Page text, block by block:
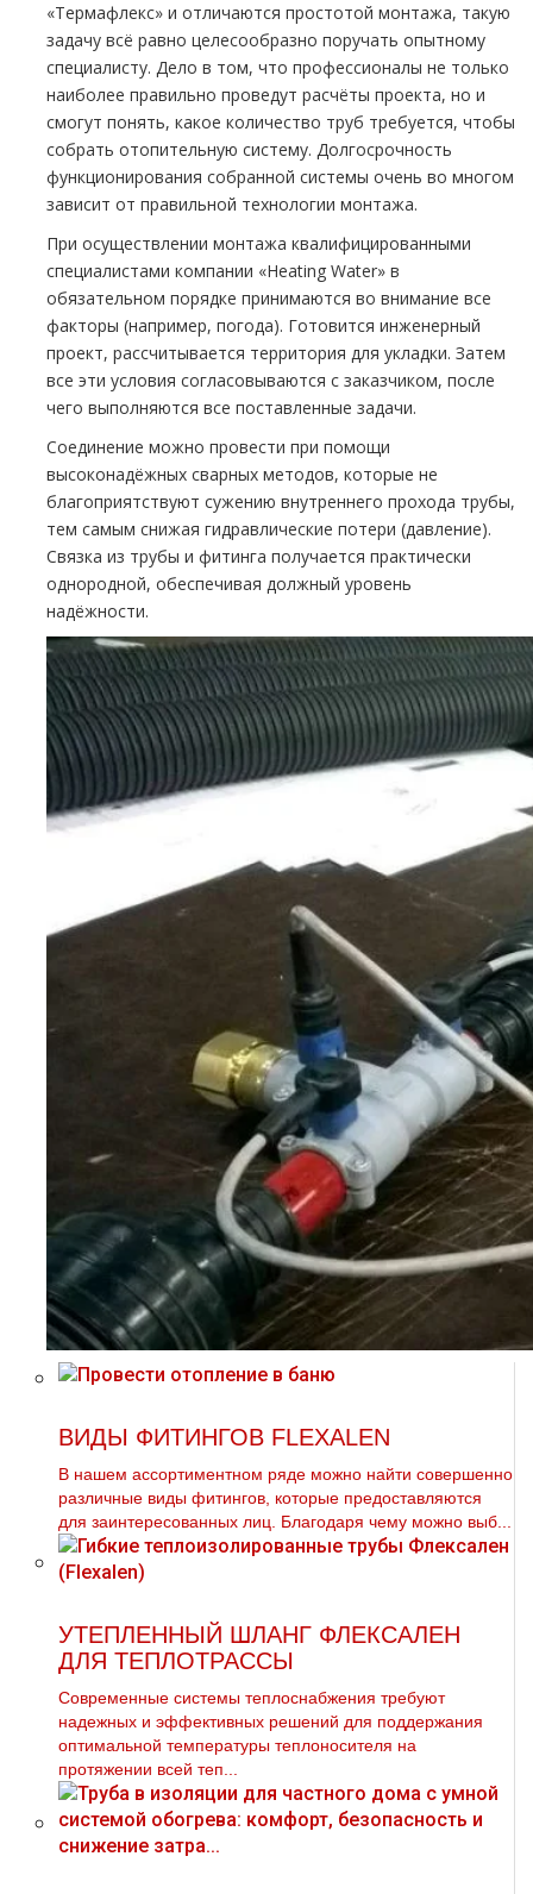
«Термафлекс» и отличаются простотой монтажа, такую
задачу всё равно целесообразно поручать опытному
специалисту. Дело в том, что профессионалы не только
наиболее правильно проведут расчёты проекта, но и
смогут понять, какое количество труб требуется, чтобы
собрать отопительную систему. Долгосрочность
функционирования собранной системы очень во многом
зависит от правильной технологии монтажа.
При осуществлении монтажа квалифицированными
специалистами компании «Heating Water» в
обязательном порядке принимаются во внимание все
факторы (например, погода). Готовится инженерный
проект, рассчитывается территория для укладки. Затем
все эти условия согласовываются с заказчиком, после
чего выполняются все поставленные задачи.
Соединение можно провести при помощи
высоконадёжных сварных методов, которые не
благоприятствуют сужению внутреннего прохода трубы,
тем самым снижая гидравлические потери (давление).
Связка из трубы и фитинга получается практически
однородной, обеспечивая должный уровень
надёжности.
ВИДЫ ФИТИНГОВ FLEXALEN
В нашем ассортиментном ряде можно найти совершенно
различные виды фитингов, которые предоставляются
для заинтересованных лиц. Благодаря чему можно выб...
УТЕПЛЕННЫЙ ШЛАНГ ФЛЕКСАЛЕН
ДЛЯ ТЕПЛОТРАССЫ
Современные системы теплоснабжения требуют
надежных и эффективных решений для поддержания
оптимальной температуры теплоносителя на
протяжении всей теп...